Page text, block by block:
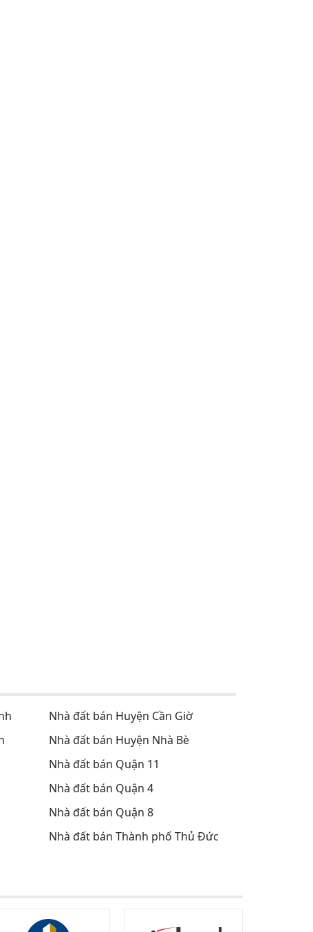
Nhà đất bán Huyện Cần Giờ
Nhà đất bán Huyện Nhà Bè
Nhà đất bán Quận 11
Nhà đất bán Quận 4
Nhà đất bán Quận 8
Nhà đất bán Thành phố Thủ Đức